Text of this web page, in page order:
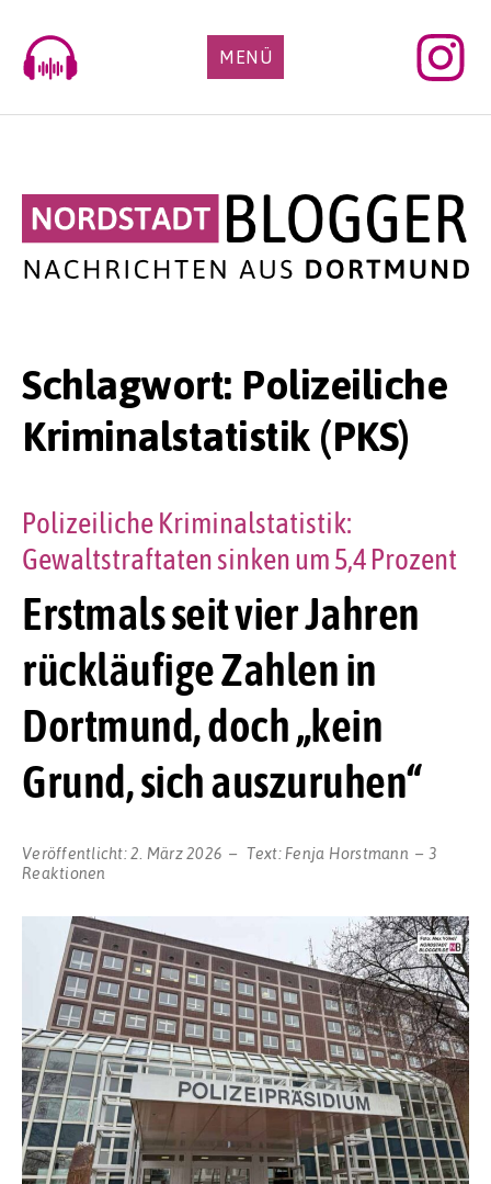
content
MENÜ
Schlagwort: Polizeiliche
Kriminalstatistik (PKS)
Erstmals seit vier Jahren
rückläufige Zahlen in
Dortmund, doch „kein
Grund, sich auszuruhen“
Polizeiliche Kriminalstatistik:
Gewaltstraftaten sinken um 5,4 Prozent
Veröffentlicht:2. März 2026 Text:Fenja Horstmann
3
Reaktionen